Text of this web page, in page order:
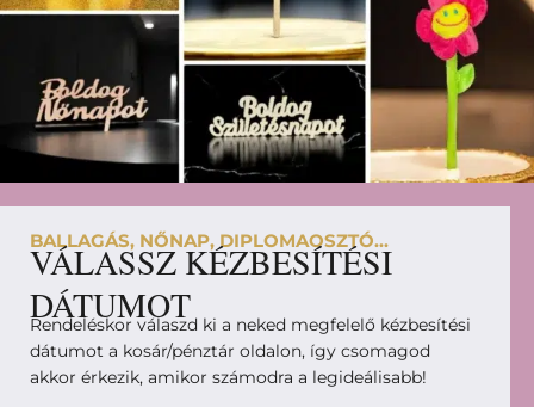
BALLAGÁS, NŐNAP, DIPLOMAOSZTÓ...
VÁLASSZ KÉZBESÍTÉSI
DÁTUMOT
Rendeléskor válaszd ki a neked megfelelő kézbesítési
dátumot a kosár/pénztár oldalon, így csomagod
akkor érkezik, amikor számodra a legideálisabb!